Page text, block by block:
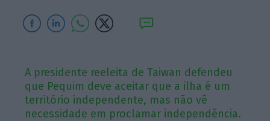
A presidente reeleita de Taiwan defendeu
que Pequim deve aceitar que a ilha é um
território independente, mas não vê
necessidade em proclamar independência.